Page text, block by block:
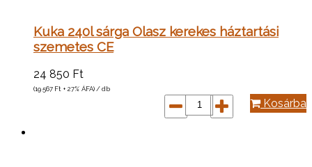
Kuka 240l sárga Olasz kerekes háztartási
szemetes CE
24 850 Ft
(19 567 Ft + 27% ÁFA) / db
Kosárba